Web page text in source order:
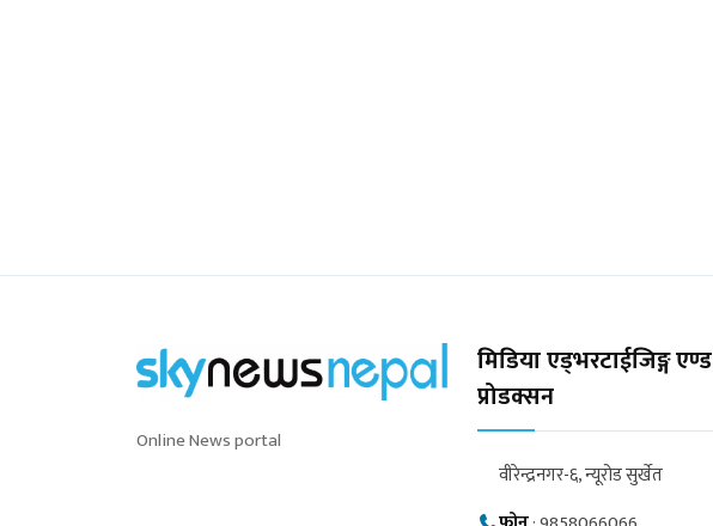
Online News portal
मिडिया एड्भरटाईजिङ्ग एण्ड
प्रोडक्सन
वीरेन्द्रनगर-६, न्यूरोड सुर्खेत